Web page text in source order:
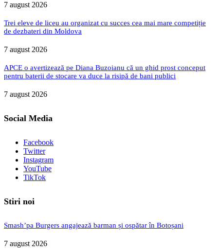
7 august 2026
Trei eleve de liceu au organizat cu succes cea mai mare competiție
de dezbateri din Moldova
7 august 2026
APCE o avertizează pe Diana Buzoianu că un ghid prost conceput
pentru baterii de stocare va duce la risipă de bani publici
7 august 2026
Social Media
Facebook
Twitter
Instagram
YouTube
TikTok
Stiri noi
Smash’pa Burgers angajează barman și ospătar în Botoșani
7 august 2026